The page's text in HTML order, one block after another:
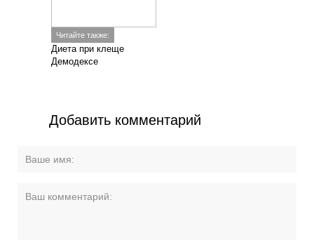
Читайте также:
Диета при клеще
Демодексе
Добавить комментарий